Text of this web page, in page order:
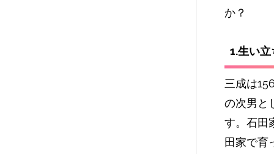
か？
1.生い立
三成は
の次男と
す。 石田
田家で育